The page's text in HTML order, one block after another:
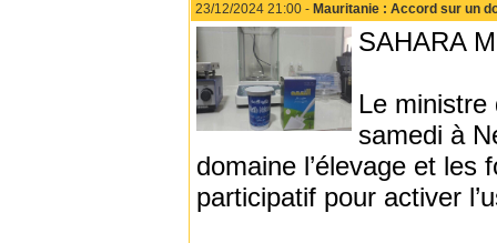
23/12/2024 21:00 - Mauritanie : Accord sur un
SAHARA
Le ministre
samedi à
domaine l’élevage et les
participatif pour activer